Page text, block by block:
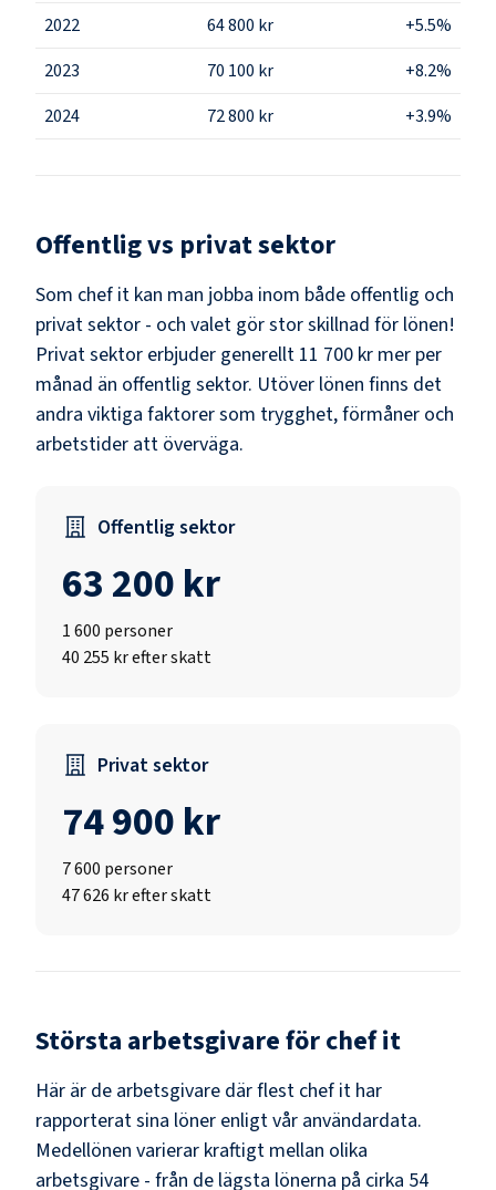
2022 64 800 kr
+5.5%
2023
70 100 kr
+8.2%
2024
72 800 kr +3.9%
Offentlig vs privat sektor
Som chef it kan man jobba inom både offentlig och
privat sektor - och valet gör stor skillnad för lönen!
Privat sektor erbjuder generellt 11 700 kr mer per
månad än offentlig sektor. Utöver lönen finns det
andra viktiga faktorer som trygghet, förmåner och
arbetstider att överväga.
Offentlig sektor
63 200 kr
1 600 personer
40 255 kr efter skatt
Privat sektor
74 900 kr
7 600 personer
47 626 kr efter skatt
Största arbetsgivare förchef it
Här är de arbetsgivare där flest chef it har
rapporterat sina löner enligt vår användardata.
Medellönen varierar kraftigt mellan olika
arbetsgivare - från de lägsta lönerna på cirka 54